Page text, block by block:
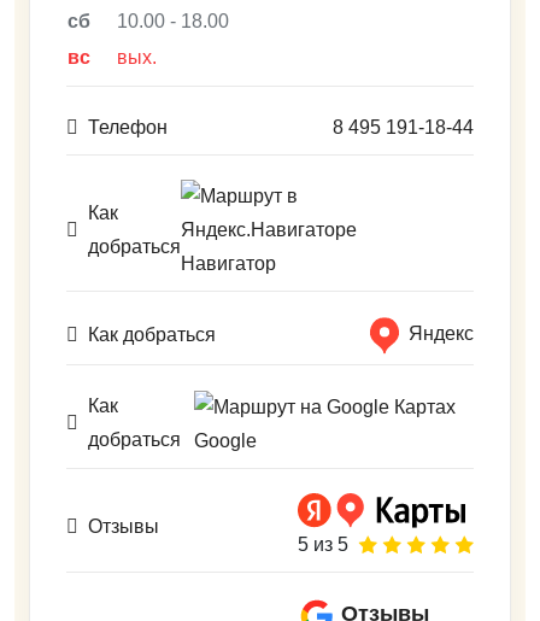
сб
10.00 - 18.00
вс
вых.
Телефон 8 495 191-18-44
Как
добраться
Навигатор
Как добраться Яндекс
Как
добраться
Google
Отзывы
5 из 5
Отзывы